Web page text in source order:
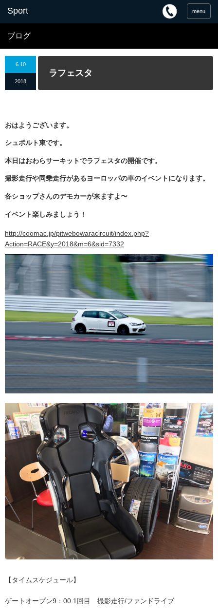
menu
ブログ
6.10
2018
ラフェスタ
おはようございます。
シュポルト東です。
本日はおわらサーキットでラフェスタの開催です。
撮影走行や同乗走行があるヨーロッパの車のイベントになります。
各ショップさんのデモカーが来ますよ〜
イベント楽しみましょう！
http://coomac.jp/pitwebowaracircuit/index.php?
Action=RACE&y=2018&m=6&sid=7332
【タイムスケジュール】
ゲートオープン9：00 1回目 撮影走行/ファンドライブ